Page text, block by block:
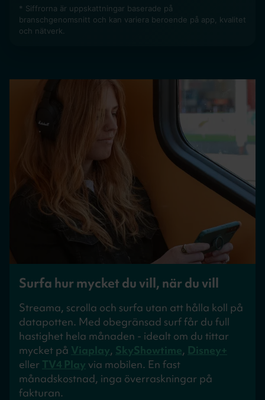
* Siffrorna är uppskattningar baserade på
branschgenomsnitt och kan variera beroende på app, kvalitet
och nätverk.
Surfa hur mycket du vill, när du vill
Streama, scrolla och surfa utan att hålla koll på
datapotten. Med obegränsad surf får du full
hastighet hela månaden - idealt om du tittar
mycket på Viaplay, SkyShowtime, Disney+
eller TV4 Play via mobilen. En fast
månadskostnad, inga överraskningar på
fakturan.